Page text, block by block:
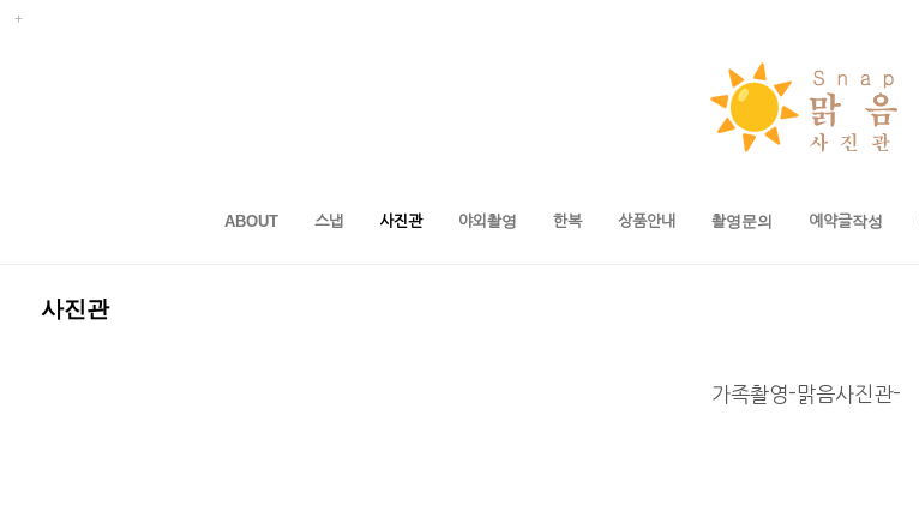
ABOUT 스냅 사진관 야외촬영 한복 상품안내 촬영문의 예약글작성
사진관
가족촬영-맑음사진관-